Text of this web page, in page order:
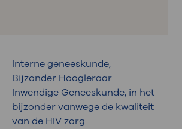
Interne geneeskunde,
Bijzonder Hoogleraar
Inwendige Geneeskunde, in het
bijzonder vanwege de kwaliteit
van de HIV zorg